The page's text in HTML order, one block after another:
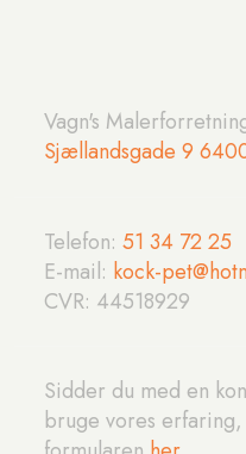
Vagn's
Sjællandsgade 9
Telefon: 51 34 72 25​
E-mail: kock-
CVR: ​44518929
​Sidder du med en
bruge vores erfaring,